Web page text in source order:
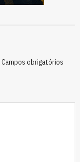
Campos obrigatórios